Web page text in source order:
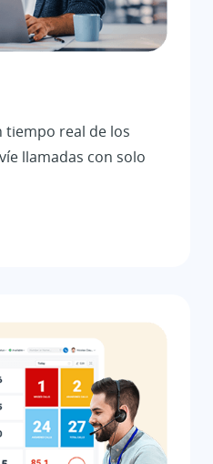
tiempo real de los
llamadas con solo